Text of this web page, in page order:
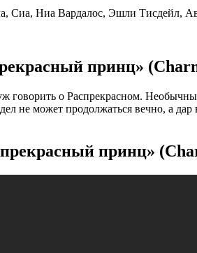
Сиа, Ниа Вардалос, Эшли Тисдейл,
принц»
говорить о Распрекрасном.
не может продолжаться вечно, а дар
принц»